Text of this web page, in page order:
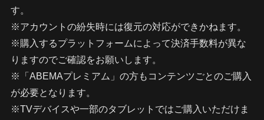
す。
※アカウントの紛失時には復元の対応ができかねます。
※購入するプラットフォームによって決済手数料が異な
りますのでご確認をお願いします。
※「ABEMAプレミアム」の方もコンテンツごとのご購入
が必要となります。
※TVデバイスや一部のタブレットではご購入いただけま